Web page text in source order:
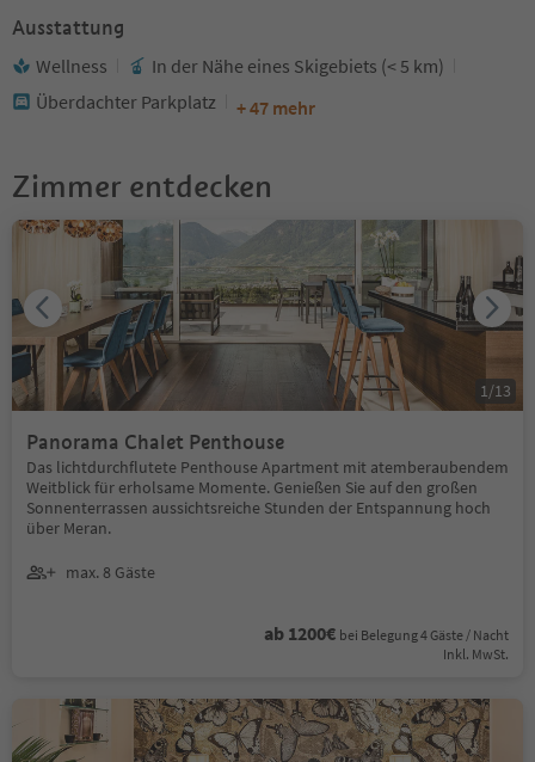
Ausstattung
Wellness
In der Nähe eines Skigebiets (< 5 km)
Überdachter Parkplatz
+ 47 mehr
Zimmer entdecken
Panorama Chalet Penthouse
Das lichtdurchflutete Penthouse Apartment mit atemberaubendem
Weitblick für erholsame Momente. Genießen Sie auf den großen
Sonnenterrassen aussichtsreiche Stunden der Entspannung hoch
über Meran.
max. 8 Gäste
ab 1200€ bei Belegung 4 Gäste / Nacht
Inkl. MwSt.
1 /13